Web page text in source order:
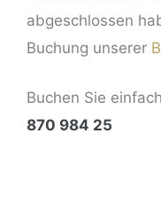
abgeschlossen
Buchung unserer
Buchen Sie
870 984 25